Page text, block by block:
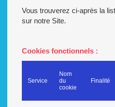
Vous trouverez ci-après la
sur notre Site.
Cookies fonctionnels :
Service
Nom
du
cookie
Finalité